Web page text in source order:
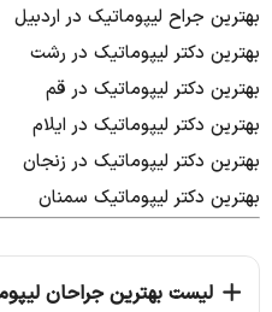
بهترین جراح لیپوماتیک در اردبیل
بهترین دکتر لیپوماتیک در رشت
بهترین دکتر لیپوماتیک در قم
بهترین دکتر لیپوماتیک در ایلام
بهترین دکتر لیپوماتیک در زنجان
بهترین دکتر لیپوماتیک سمنان
لیست بهترین جراحان